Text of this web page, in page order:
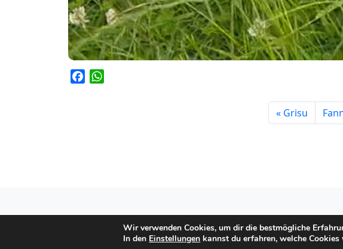
Grisu
Datenschutz So erreichen Sie uns
Wir verwenden Cookies, um dir die bestmögliche
In den Einstellungen kannst du erfahren, welche